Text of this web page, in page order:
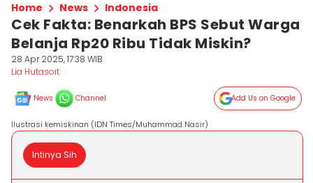
Home News Indonesia
Cek Fakta: Benarkah BPS Sebut Warga
Belanja Rp20 Ribu Tidak Miskin?
28 Apr 2025, 17:38 WIB
Lia Hutasoit
News Channel Add Us on Google
Ilustrasi kemiskinan (IDN Times/Muhammad Nasir)
Intinya Sih